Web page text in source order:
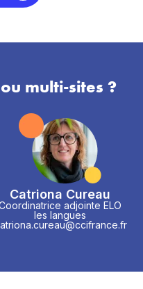
multi-sites ?
Catriona Cureau
adjointe ELO
les langues